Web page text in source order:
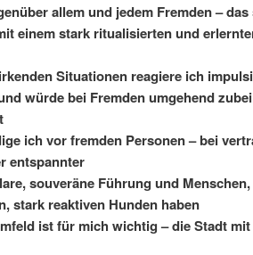
allem und jedem Fremden –
einem stark ritualisierten und
Situationen reagiere ich
würde bei Fremden umgehend
ich vor fremden Personen – bei
entspannter
souveräne Führung und
stark reaktiven Hunden haben
ist für mich wichtig – die Stadt